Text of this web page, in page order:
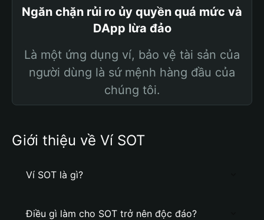
Ngăn chặn rủi ro ủy quyền quá mức và
DApp lừa đảo
Là một ứng dụng ví, bảo vệ tài sản của
người dùng là sứ mệnh hàng đầu của
chúng tôi.
Giới thiệu về Ví SOT
Ví SOT là gì?
Điều gì làm cho SOT trở nên độc đáo?